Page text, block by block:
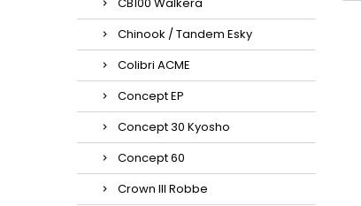
Chinook / Tandem Esky
Colibri ACME
Concept EP
Concept 30 Kyosho
Concept 60
Crown III Robbe